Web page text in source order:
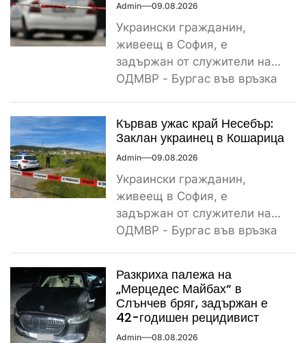
Admin 09.08.2026
Украински гражданин,
живеещ в София, е
задържан от служители на
ОДМВР - Бургас във връзка
Кървав ужас край Несебър:
Заклан украинец в Кошарица
Admin 09.08.2026
Украински гражданин,
живеещ в София, е
задържан от служители на
ОДМВР - Бургас във връзка
Разкриха палежа на
„Мерцедес Майбах“ в
Слънчев бряг, задържан е
42-годишен рецидивист
Admin 08.08.2026